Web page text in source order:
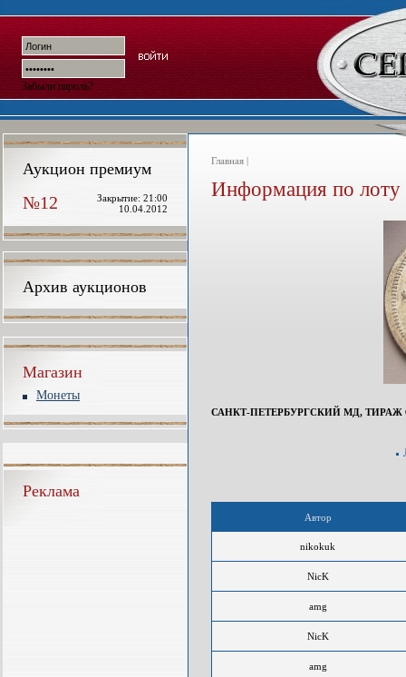
Забыли пароль?
Аукцион премиум
№12
Закрытие: 21:00
10.04.2012
Архив аукционов
Магазин
Монеты
Реклама
Главная |
Информация по
САНКТ-ПЕТЕРБУРГСКИЙ МД, ТИРАЖ
Автор
nikokuk
NicK
amg
NicK
amg